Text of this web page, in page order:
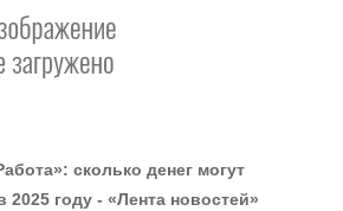
банки делают для того, чтобы
персонал - «Интервью»
сколько денег могут
2025 году - «Лента новостей»